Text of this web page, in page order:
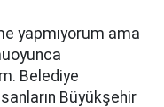
yapmıyorum ama
Belediye
Büyükşehir